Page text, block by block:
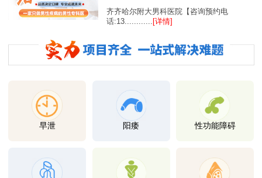
齐齐哈尔附大男科医院【咨询预约电
话:13............
[详情]
早泄 阳痿 性功能障碍